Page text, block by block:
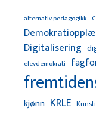
alternativ pedagogikk
Digitalisering
elevdemokrati
kjønn KRLE